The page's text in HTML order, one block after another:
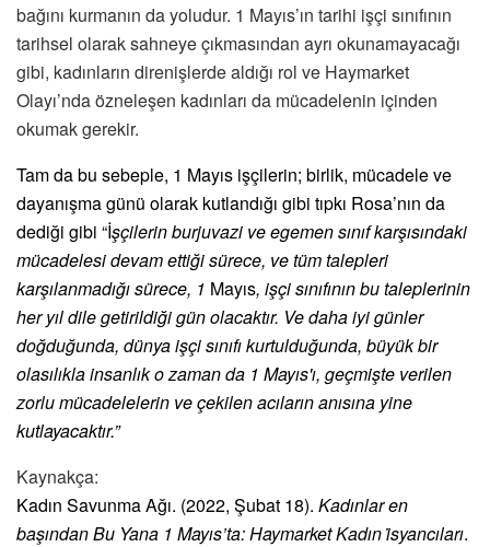
bağını kurmanın da yoludur. 1 Mayıs’ın tarihi işçi sınıfının
tarihsel olarak sahneye çıkmasından ayrı okunamayacağı
gibi, kadınların direnişlerde aldığı rol ve Haymarket
Olayı’nda özneleşen kadınları da mücadelenin içinden
okumak gerekir.
Tam da bu sebeple, 1 Mayıs işçilerin; birlik, mücadele ve
dayanışma günü olarak kutlandığı gibi tıpkı Rosa’nın da
dediği gibi “İşçilerin burjuvazi ve egemen sınıf karşısındaki
mücadelesi devam ettiği sürece, ve tüm talepleri
karşılanmadığı sürece, 1 Mayıs, işçi sınıfının bu taleplerinin
her yıl dile getirildiği gün olacaktır. Ve daha iyi günler
doğduğunda, dünya işçi sınıfı kurtulduğunda, büyük bir
olasılıkla insanlık o zaman da 1 Mayıs'ı, geçmişte verilen
zorlu mücadelelerin ve çekilen acıların anısına yine
kutlayacaktır.”
Kaynakça:
Kadın Savunma Ağı. (2022, Şubat 18). Kadınlar en
başından Bu Yana 1 Mayıs’ta: Haymarket Kadın i̇syancıları.